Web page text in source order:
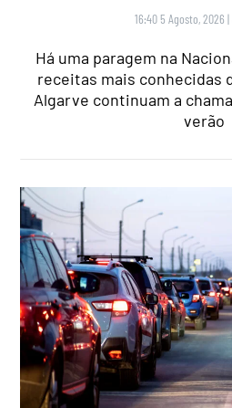
16:40 5 Agosto, 2026 |
Há uma paragem na
receitas mais conhecidas
Algarve continuam a
verão